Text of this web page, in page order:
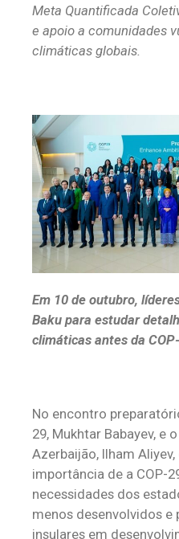
Meta Quantificada
e apoio a comunidades
climáticas globais.
Em 10 de outubro,
Baku para estudar
climáticas antes da
No encontro
29, Mukhtar Babayev, e
Azerbaijão, Ilham
importância de a COP-
necessidades dos
menos desenvolvidos e
insulares em